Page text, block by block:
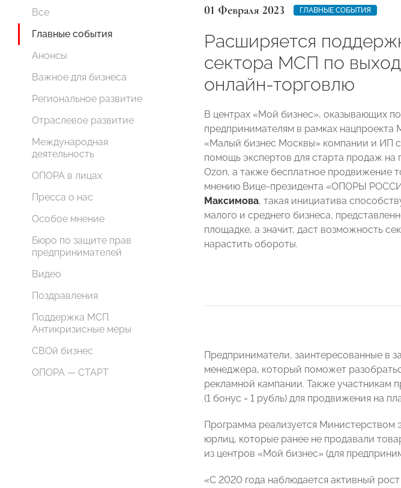
Все
Главные события
Анонсы
Важное для бизнеса
Региональное развитие
Отраслевое развитие
Международная
деятельность
ОПОРА в лицах
Пресса о нас
Особое мнение
Бюро по защите прав
предпринимателей
Видео
Поздравления
Поддержка МСП.
Антикризисные меры
СВОй бизнес
ОПОРА — СТАРТ
01 Февраля 2023 ГЛАВНЫЕ СОБЫТИЯ
Расширяется
сектора МСП по
онлайн-торговлю
В центрах «Мой бизнес», оказывающих
предпринимателям в рамках нацпроекта
«Малый бизнес Москвы» компании и ИП
помощь экспертов для старта продаж на
Ozon, а также бесплатное продвижение
мнению Вице-президента «ОПОРЫ
Максимова, такая инициатива
малого и среднего бизнеса,
площадке, а значит, даст возможность
нарастить обороты.
Предприниматели, заинтересованные в
менеджера, который поможет
рекламной кампании. Также участникам
(1 бонус = 1 рубль) для продвижения на
Программа реализуется Министерством
юрлиц, которые ранее не продавали
из центров «Мой бизнес» (для
«С 2020 года наблюдается активный